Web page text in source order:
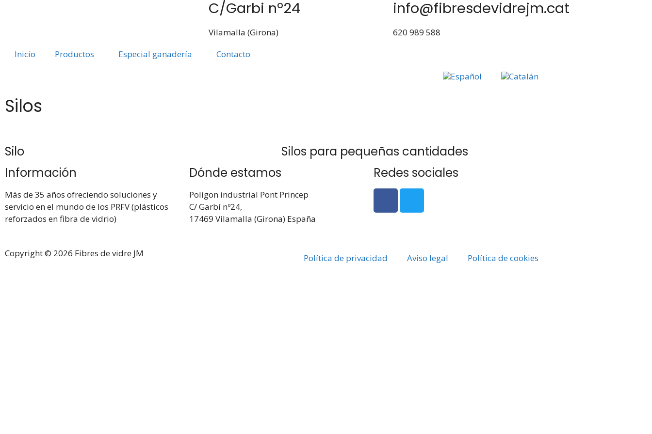
C/Garbi nº24
Vilamalla (Girona)
info@fibresdevidrejm.cat
620 989 588
Inicio
Productos Especial ganadería Contacto
Silos
Silo
Silos para pequeñas cantidades
Información
Más de 35 años ofreciendo soluciones y
servicio en el mundo de los PRFV (plásticos
reforzados en fibra de vidrio)
Dónde estamos
Poligon industrial Pont Princep
C/ Garbí nº24,
17469 Vilamalla (Girona) España
Redes sociales
Copyright © 2026 Fibres de vidre JM Política de privacidad Aviso legal Política de cookies